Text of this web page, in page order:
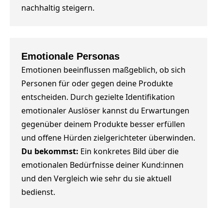
nachhaltig steigern.
Emotionale Personas
Emotionen beeinflussen maßgeblich, ob sich
Personen für oder gegen deine Produkte
entscheiden. Durch gezielte Identifikation
emotionaler Auslöser kannst du Erwartungen
gegenüber deinem Produkte besser erfüllen
und offene Hürden zielgerichteter überwinden.
Du bekommst: Ein konkretes Bild über die
emotionalen Bedürfnisse deiner Kund:innen
und den Vergleich wie sehr du sie aktuell
bedienst.